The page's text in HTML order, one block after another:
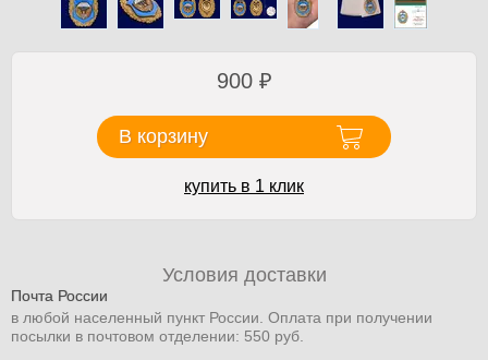
900 ₽
В корзину
купить в 1 клик
Условия доставки
Почта России
в любой населенный пункт России. Оплата при получении
посылки в почтовом отделении: 550 руб.